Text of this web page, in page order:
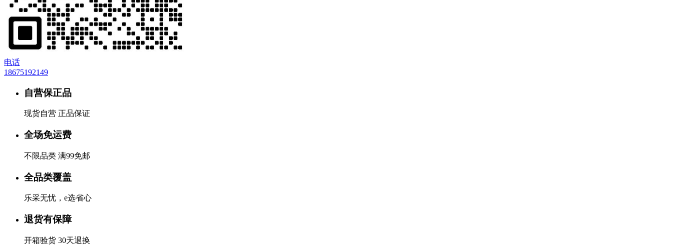
电话
18675192149
自营保正品
现货自营 正品保证
全场免运费
不限品类 满99免邮
全品类覆盖
乐采无忧，e选省心
退货有保障
开箱验货 30天退换